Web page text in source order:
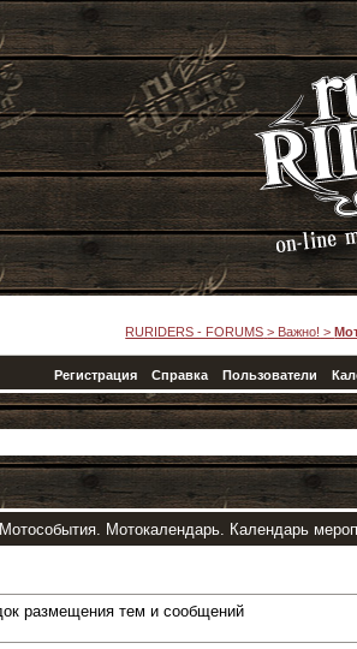
RURIDERS - FORUMS > Важно! >
Регистрация Справка Пользователи
Мотокалендарь. Календарь
размещения тем и сообщений